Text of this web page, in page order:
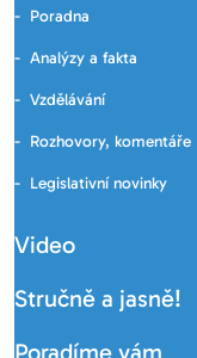
Poradna
Analýzy a fakta
Vzdělávání
Rozhovory, komentáře
Legislativní novinky
Video
Stručně a jasně!
Poradíme vám